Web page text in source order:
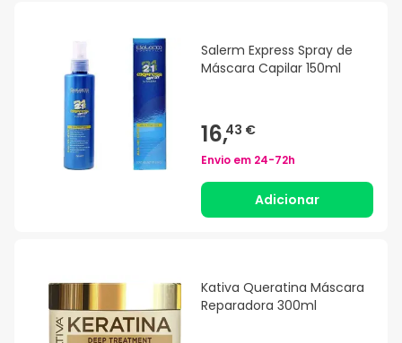
Salerm Express Spray de
Máscara Capilar 150ml
16,43 €
Envio em 24-72h
Adicionar
Kativa Queratina Máscara
Reparadora 300ml